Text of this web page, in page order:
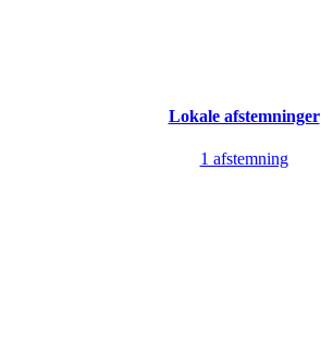
Lokale afstemninger
1 afstemning